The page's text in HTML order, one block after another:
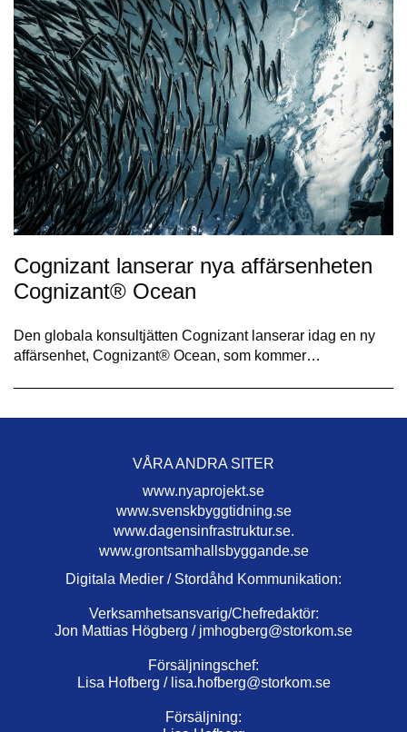
Cognizant lanserar nya affärsenheten
Cognizant® Ocean
Den globala konsultjätten Cognizant lanserar idag en ny
affärsenhet, Cognizant® Ocean, som kommer…
VÅRA ANDRA SITER
www.nyaprojekt.se
www.svenskbyggtidning.se
www.dagensinfrastruktur.se.
www.grontsamhallsbyggande.se
Digitala Medier / Stordåhd Kommunikation:
Verksamhetsansvarig/Chefredaktör:
Jon Mattias Högberg / jmhogberg@storkom.se
Försäljningschef:
Lisa Hofberg / lisa.hofberg@storkom.se
Försäljning: